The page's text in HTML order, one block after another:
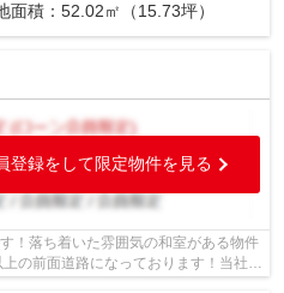
面積：52.02㎡（15.73坪）
登録をして限定物件を見る
！落ち着いた雰囲気の和室がある物件
の前面道路になっております！当社ス
...